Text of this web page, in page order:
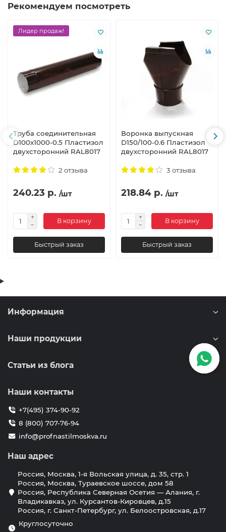
Рекомендуем посмотреть
Лидер продаж!
Труба соединительная
D100х1000-0.5 Пластизол
двухсторонний RAL8017
2 отзыва
240.23 р. /шт
В корзину
Быстрый заказ
Воронка выпускная
D150/100-0.6 Пластизол
двухсторонний RAL8017
3 отзыва
218.84 р. /шт
В корзину
Быстрый заказ
Информация
Наши продукции
Статьи из блога
Наши контакты
+7(495) 374-90-92
8 (800) 707-76-94
info@profnastilmoskva.ru
Наш адрес
Россия, Москва, 1-я Вольская улица, д. 35, стр. 1
Россия, Москва, Тураевское шоссе, дом 58
Россия, Республика Северная Осетия — Алания, г.
Владикавказ, ул. Курсантов-Кировцев, д.15
Россия, г. Санкт-Петербург, ул. Белоостровская, д.17
Круглосуточно